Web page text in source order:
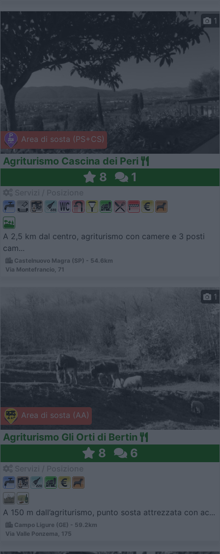
Area di sosta (PS+CS)
1
Agriturismo Cascina dei Peri
8 1
A 2,5 km dal centro, agriturismo con camere e 3 posti
cam...
Castelnuovo Magra (SP) - 54.6km
Via Montefrancio, 71
Area di sosta (AA)
1
Agriturismo Gli Orti di Bertin
8 6
A 150 m dall’agriturismo, punto sosta attrezzata con ac...
Campo Ligure (GE) - 59.2km
Via Valle Ponzema, 175